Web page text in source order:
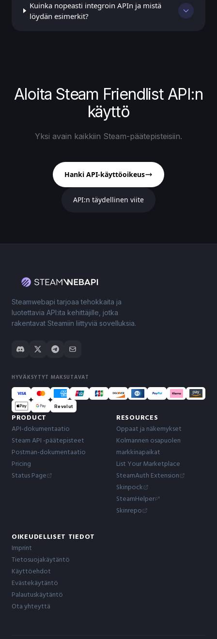
Kuinka nopeasti integroin APIn ja mistä
löydän esimerkit?
Aloita Steam Friendlist API:n
käyttö
Yksi avain kaikkiin Steam-päätepisteisiin.
Hanki API-käyttöoikeus
API:n täydellinen viite
Steamwebapi tarjoaa tehokkaita ja
luotettavia API:ita kehittäjille, jotka
rakentavat Steamiin liittyviä sovelluksia.
HYVÄKSYTYT MAKSUTAVAT
Revolut
PRODUCT
API-dokumentaatio
Steam API -päätepisteet
Postman-dokumentaatio
Pricing
Status Page
RESOURCES
Oppaat ja näkemykset
Kolmannen osapuolen
markkinapaikat
List Your Marketplace
SteamAuth Extension
Skinpock
SteamHelper
Skinrepo
OIKEUDELLISET TIEDOT
Imprint
Tietosuojakäytäntö
Käyttöehdot
Evästekäytäntö
Palautuskäytäntö
Ota yhteyttä